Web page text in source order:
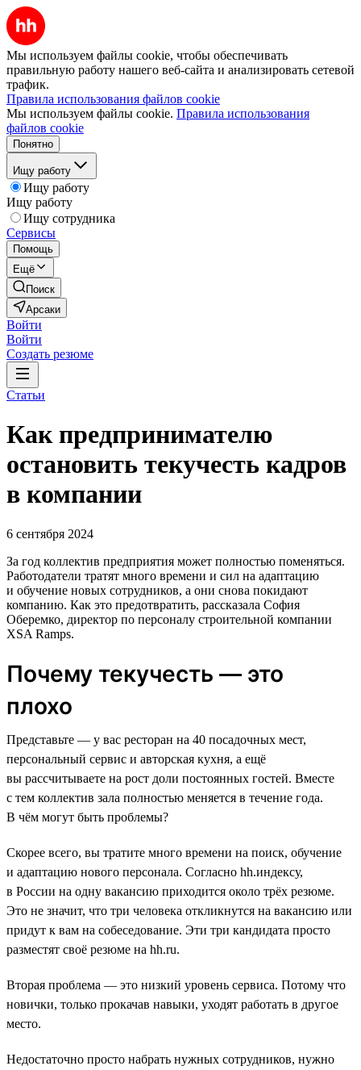
Мы используем файлы cookie, чтобы обеспечивать
правильную работу нашего веб-сайта и анализировать сетевой
трафик.
Правила использования файлов cookie
Мы используем файлы cookie. Правила использования
файлов cookie
Понятно
Ищу работу
Ищу работу
Ищу работу
Ищу сотрудника
Сервисы
Помощь
Ещё
Поиск
Арсаки
Войти
Войти
Создать резюме
Статьи
Как предпринимателю
остановить текучесть кадров
в компании
6 сентября 2024
За год коллектив предприятия может полностью поменяться.
Работодатели тратят много времени и сил на адаптацию
и обучение новых сотрудников, а они снова покидают
компанию. Как это предотвратить, рассказала София
Оберемко, директор по персоналу строительной компании
XSA Ramps.
Почему текучесть — это
плохо
Представьте — у вас ресторан на 40 посадочных мест,
персональный сервис и авторская кухня, а ещё
вы рассчитываете на рост доли постоянных гостей. Вместе
с тем коллектив зала полностью меняется в течение года.
В чём могут быть проблемы?
Скорее всего, вы тратите много времени на поиск, обучение
и адаптацию нового персонала. Согласно hh.индексу,
в России на одну вакансию приходится около трёх резюме.
Это не значит, что три человека откликнутся на вакансию или
придут к вам на собеседование. Эти три кандидата просто
разместят своё резюме на hh.ru.
Вторая проблема — это низкий уровень сервиса. Потому что
новички, только прокачав навыки, уходят работать в другое
место.
Недостаточно просто набрать нужных сотрудников, нужно